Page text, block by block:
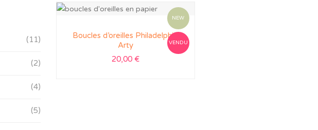
(11)
(2)
(4)
(5)
NEW
VENDU
Boucles d’oreilles Philadelphie
Arty
20,00 €